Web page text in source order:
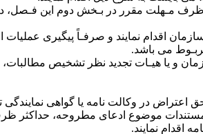
ارائه اسناد و مدارک قانونی مبین وجود هر یک از موارد مندرج در بخش اول فصل جاری و تکمیل و تسلیم فـرم نمونه
وصول مطالبات سازمان اقدام نمایند و صرفـاً پیگیری
می باشد.
نامه و طرح آن در کمیته های رسیدگی سازمان و یا هیـات تجدید نظر
اعتراض در وکالت نامه یا گواهی